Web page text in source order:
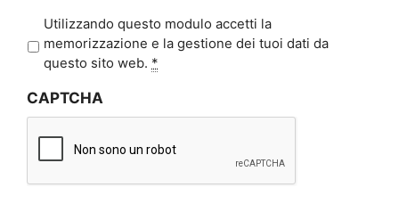
r
a
c
*
Utilizzando questo modulo accetti la
memorizzazione e la gestione dei tuoi dati da
questo sito web. *
CAPTCHA